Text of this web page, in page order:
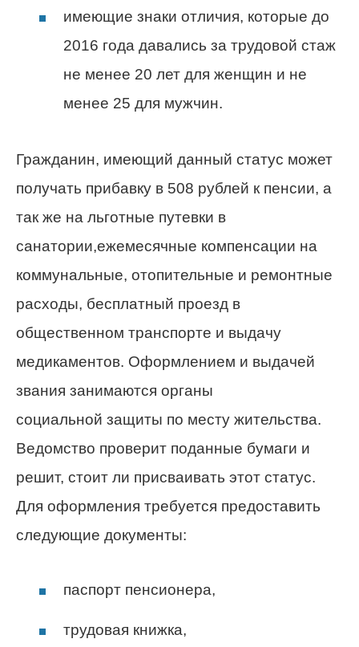
имеющие знаки отличия, которые до
2016 года давались за трудовой стаж
не менее 20 лет для женщин и не
менее 25 для мужчин.
Гражданин, имеющий данный статус может
получать прибавку в 508 рублей к пенсии, а
так же на льготные путевки в
санатории,ежемесячные компенсации на
коммунальные, отопительные и ремонтные
расходы, бесплатный проезд в
общественном транспорте и выдачу
медикаментов. Оформлением и выдачей
звания занимаются органы
социальной защиты по месту жительства.
Ведомство проверит поданные бумаги и
решит, стоит ли присваивать этот статус.
Для оформления требуется предоставить
следующие документы:
паспорт пенсионера,
трудовая книжка,